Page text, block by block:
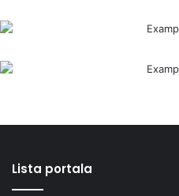
Lista portala